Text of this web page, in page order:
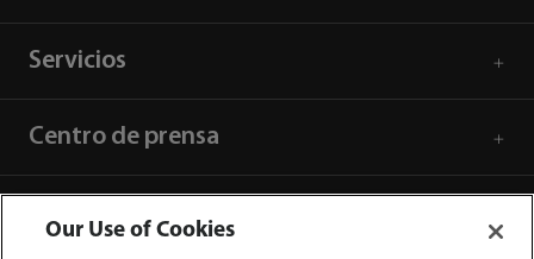
Servicios
Centro de prensa
Our Use of Cookies